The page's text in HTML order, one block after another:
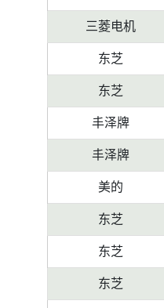
三菱电机
东芝
东芝
丰泽牌
丰泽牌
美的
东芝
东芝
东芝